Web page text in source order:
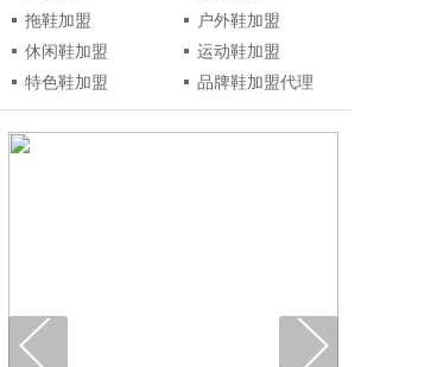
拖鞋加盟
户外鞋加盟
休闲鞋加盟
运动鞋加盟
特色鞋加盟
品牌鞋加盟代理